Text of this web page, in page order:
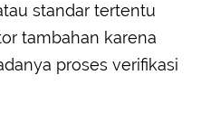
standar tertentu
tambahan karena
proses verifikasi